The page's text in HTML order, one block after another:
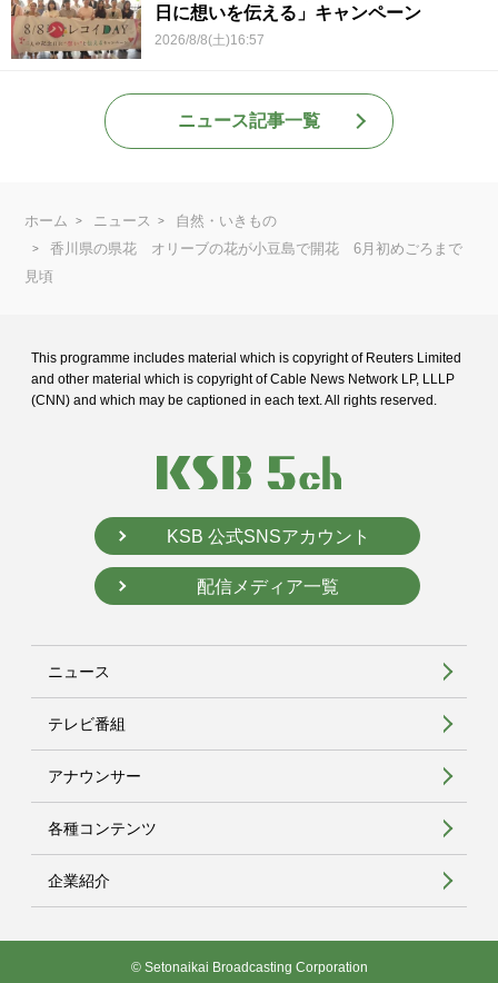
日に想いを伝える」キャンペーン
2026/8/8(土)16:57
ニュース記事一覧
ホーム ニュース
自然・いきもの
香川県の県花 オリーブの花が小豆島で開花 6月初めごろまで
見頃
This programme includes material which is copyright of Reuters Limited
and other material which is copyright of Cable News Network LP, LLLP
(CNN) and which may be captioned in each text. All rights reserved.
KSB 公式SNSアカウント
配信メディア一覧
ニュース
テレビ番組
アナウンサー
各種コンテンツ
企業紹介
© Setonaikai Broadcasting Corporation